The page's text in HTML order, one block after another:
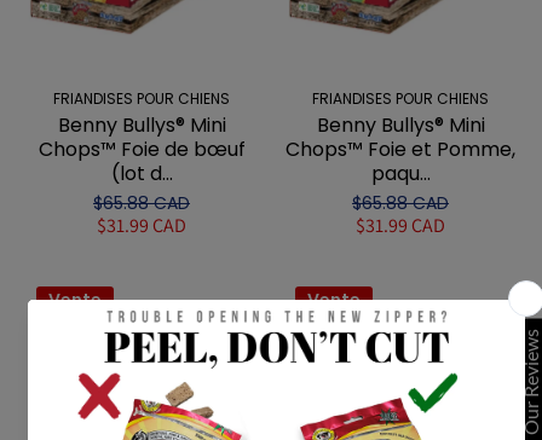
FRIANDISES POUR CHIENS
Benny Bullys® Mini
Chops™ Foie de bœuf
(lot d...
$65.88 CAD
$31.99 CAD
FRIANDISES POUR CHIENS
Benny Bullys® Mini
Chops™ Foie et Pomme,
paqu...
$65.88 CAD
$31.99 CAD
Vente Vente
Our Reviews